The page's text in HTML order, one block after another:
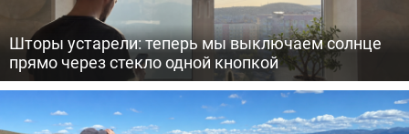
Шторы устарели: теперь мы выключаем солнце
прямо через стекло одной кнопкой